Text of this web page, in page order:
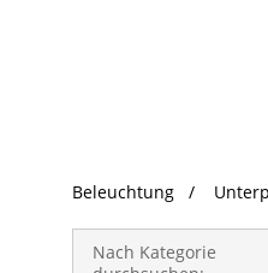
Beleuchtung
Nach Kategorie
Beleuchtung
Kronleuchter